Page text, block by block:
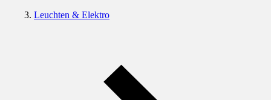
Leuchten & Elektro